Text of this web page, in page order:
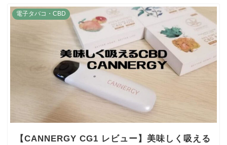
電子タバコ・CBD
【CANNERGY CG1 レビュー】美味しく吸える